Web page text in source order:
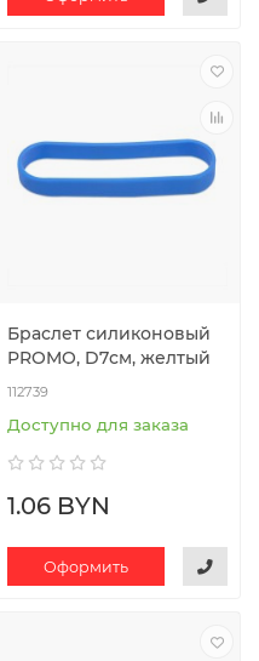
Браслет силиконовый
PROMO, D7см, желтый
112739
Доступно для заказа
1.06 BYN
Оформить